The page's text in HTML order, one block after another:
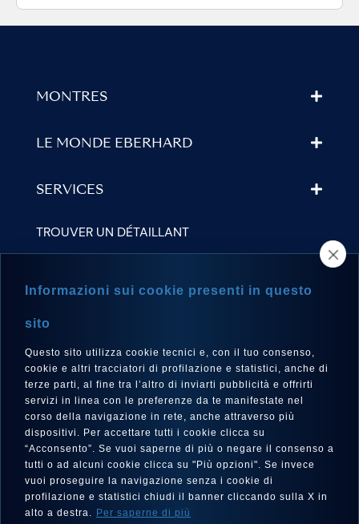
MONTRES
LE MONDE EBERHARD
SERVICES
TROUVER UN DÉTAILLANT
Français
SUIVEZ-NOUS SUR
Informazioni sui cookie presenti in questo
sito
Questo sito utilizza cookie tecnici e, con il tuo consenso,
cookie e altri tracciatori di profilazione e statistici, anche di
terze parti, al fine tra l’altro di inviarti pubblicità e offrirti
servizi in linea con le preferenze da te manifestate nel
corso della navigazione in rete, anche attraverso più
dispositivi. Per accettare tutti i cookie clicca su
“Acconsento”. Se vuoi saperne di più o negare il consenso a
tutti o ad alcuni cookie clicca su "Più opzioni". Se invece
vuoi proseguire la navigazione senza i cookie di
profilazione e statistici chiudi il banner cliccando sulla X in
alto a destra. Per saperne di più